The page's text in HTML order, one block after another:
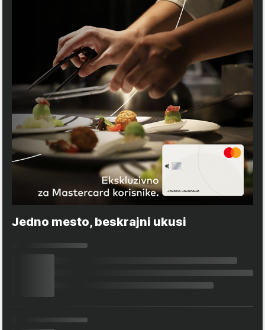
Jedno mesto, beskrajni ukusi